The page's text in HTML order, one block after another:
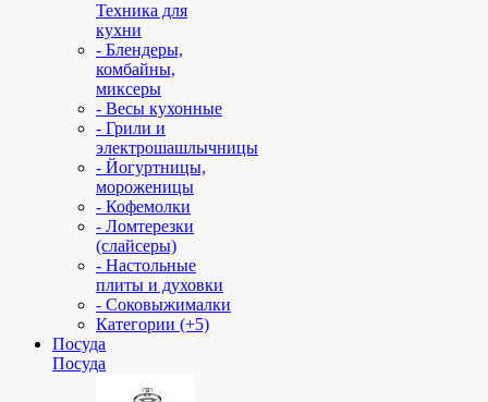
Техника для
кухни
- Блендеры,
комбайны,
миксеры
- Весы кухонные
- Грили и
электрошашлычницы
- Йогуртницы,
мороженицы
- Кофемолки
- Ломтерезки
(слайсеры)
- Настольные
плиты и духовки
- Соковыжималки
Категории (+5)
Посуда
Посуда